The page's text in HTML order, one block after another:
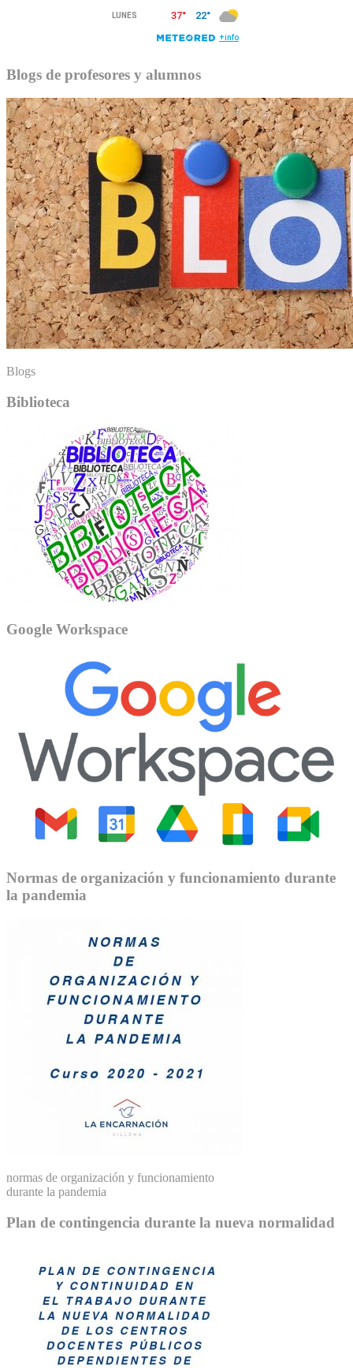
Blogs de profesores y alumnos
Blogs
Biblioteca
Google Workspace
Normas de organización y funcionamiento durante
la pandemia
normas de organización y funcionamiento
durante la pandemia
Plan de contingencia durante la nueva normalidad